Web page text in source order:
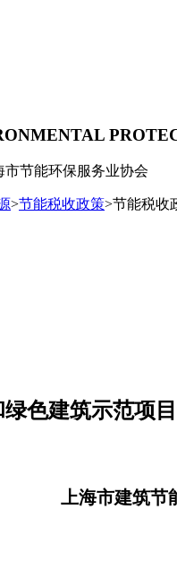
市节能环保服务业协会
>节能税收政策>节能税收
色建筑示范项
上海市建筑节